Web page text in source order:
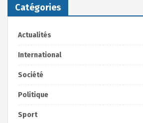
Catégories
Actualités
International
Société
Politique
Sport